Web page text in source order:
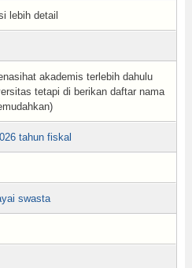
lebih detail
akademis terlebih dahulu
tetapi di berikan daftar nama
tahun fiskal
swasta